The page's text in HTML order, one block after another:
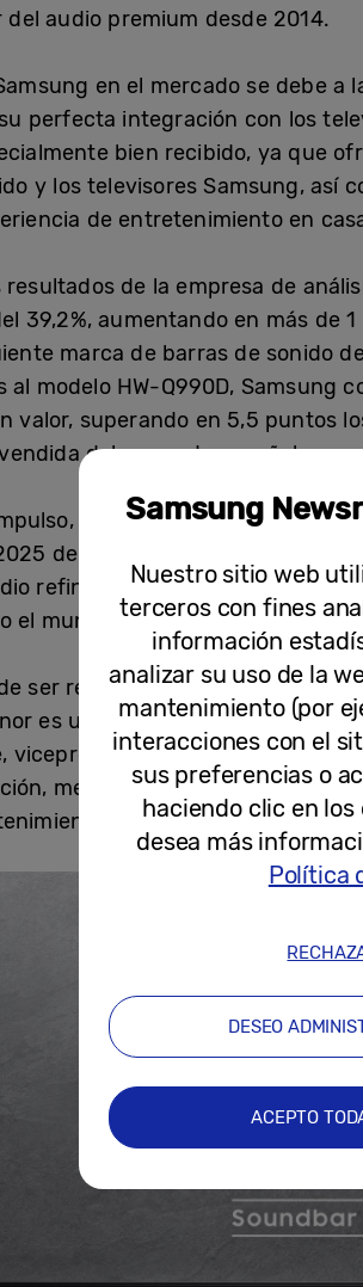
audio premium desde 2014.
en el mercado se debe
perfecta integración con los
bien recibido, ya que
y los televisores Samsung, así
de entretenimiento en
resultados de la empresa de
39,2%, aumentando en más de
marca de barras de sonido
al modelo HW-Q990D,
valor, superando en 5,5 puntos
del marcado español.
Samsung sigue
de la compañía introduce
refinado, reafirmando su
el mundo.
ser reconocidos como el líder
es un testimonio de nuestro
vicepresidente ejecutivo de
mejorando tanto la calidad
en casa aún más fluida y
Samsung
Nuestro sitio web
terceros con fines
información
analizar su uso de la
mantenimiento (por
interacciones con el
sus preferencias o
haciendo clic en los
desea más
Política
DESEO
ACEPTO